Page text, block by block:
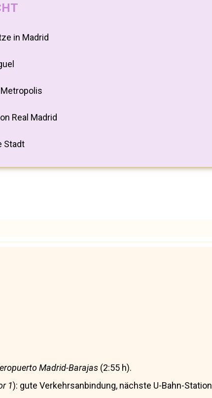
in Madrid
Real Madrid
Stadt
Madrid-Barajas (2:55 h).
1): gute Verkehrsanbindung, nächste U-Bahn-Station